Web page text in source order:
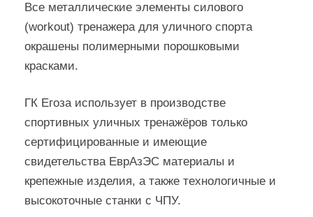
Все металлические элементы силового
(workout) тренажера для уличного спорта
окрашены полимерными порошковыми
красками.
ГК Егоза использует в производстве
спортивных уличных тренажёров только
сертифицированные и имеющие
свидетельства ЕврАзЭС материалы и
крепежные изделия, а также технологичные и
высокоточные станки с ЧПУ.